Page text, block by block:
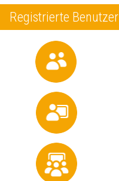
Registrierte Benutzer